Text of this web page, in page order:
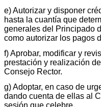
e) Autorizar y disponer
hasta la cuantía que
generales del Principado
como autorizar los pagos
f) Aprobar, modificar y
prestación y realización
Consejo Rector.
g) Adoptar, en caso de
dando cuenta de ellas al
sesión que celebre.